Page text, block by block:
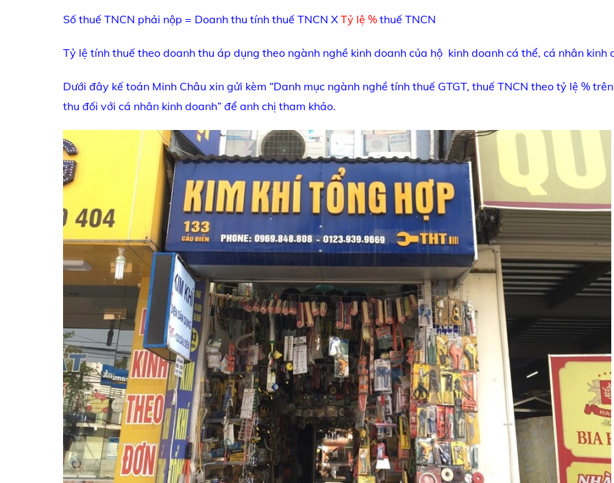
Số thuế TNCN phải nộp = Doanh thu tính thuế TNCN X Tỷ lệ % thuế TNCN
Tỷ lệ tính thuế theo doanh thu áp dụng theo ngành nghề kinh doanh của hộ kinh doanh cá thể, cá nhân kinh
Dưới đây kế toán Minh Châu xin gửi kèm “Danh mục ngành nghề tính thuế GTGT, thuế TNCN theo tỷ lệ %
thu đối với cá nhân kinh doanh” để anh chị tham khảo.